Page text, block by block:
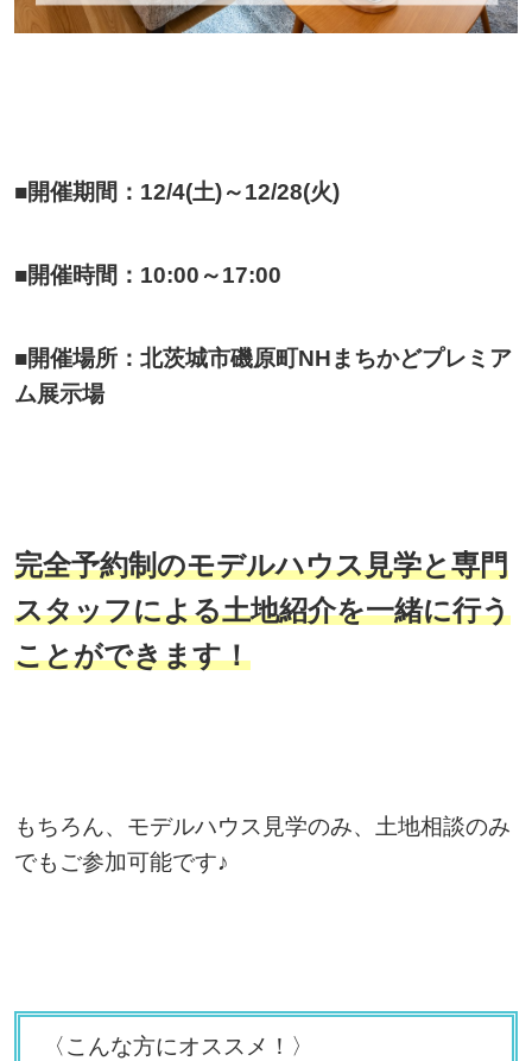
■開催期間：12/4(土)～12/28(火)
■開催時間：10:00～17:00
■開催場所：北茨城市磯原町NHまちかどプレミア
ム展示場
完全予約制のモデルハウス見学と専門
スタッフによる土地紹介を一緒に行う
ことができます！
もちろん、モデルハウス見学のみ、土地相談のみ
でもご参加可能です♪
〈こんな方にオススメ！〉